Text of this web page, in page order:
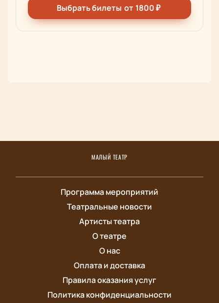
Выбрать билеты от 1800₽
МАЛЫЙ ТЕАТР
Программа мероприятий
Театральные новости
Артисты театра
О театре
О нас
Оплата и доставка
Правила оказания услуг
Политика конфиденциальности